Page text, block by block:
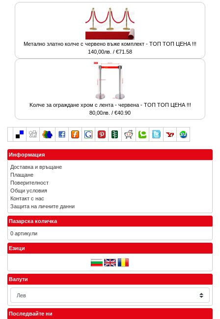
Метално златно колче с червено въже комплект - ТОП ТОП ЦЕНА !!!
140,00лв. / €71.58
Kолче за ограждане хром с лента - червена - ТОП ТОП ЦЕНА !!!
80,00лв. / €40.90
Информация
Доставка и връщане
Плащане
Поверителност
Общи условия
Контакт с нас
Защита на личните данни
Пазарска количка
0 артикули
Езици
Валути
Последвайте ни